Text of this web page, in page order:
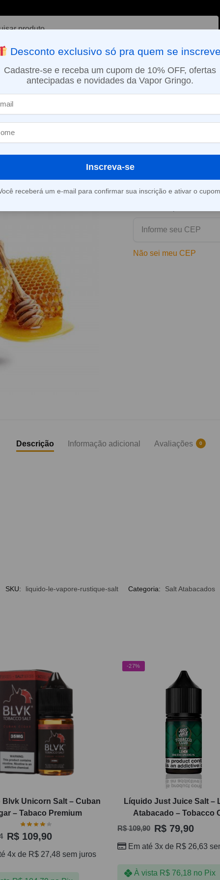
DE ERVAS E-LIQUÍDOS NICOTINA ORAL
DIA EM SÃO PAULO (SEG A SEX): PEDIDOS APROVADOS ATÉ
Líquido Le
Rustique
Este produto está fora
Consultar prazo e valor
Não sei meu CEP
Descrição Informação adicional Avaliações 0
SKU: liquido-le-vapore-rustique-salt Categoria: Salt Atabacados
Unicorn Salt – Cuban
– Tabaco Premium
R$ 109,90
4x de R$ 27,48 sem juros
-27%
Líquido Just Juice Salt –
Atabacado – Tobacco
R$109,90 R$79,90
Em até 3x de R$26,63
À vista R$76,18 no Pix
Desconto exclusivo só pra quem se
Cadastre-se e receba um cupom de 10% OFF, ofertas
antecipadas e novidades da Vapor Gringo.
Inscreva-se
receberá um e-mail para confirmar sua inscrição e ativar o